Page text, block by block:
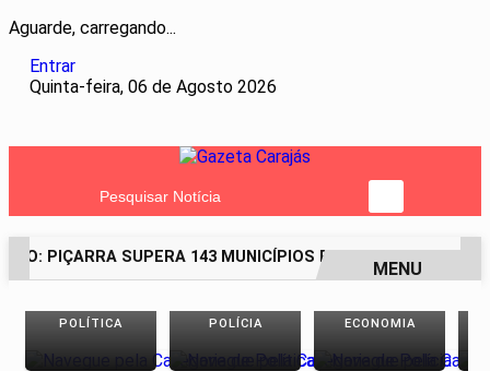
Aguarde, carregando...
Entrar
Quinta-feira, 06 de Agosto 2026
Pesquisar Notícia
PIÇARRA SUPERA 143 MUNICÍPIOS E LIDERA O RANKING
EM ALTA
MENU
POLÍTICA POLÍCIA ECONOMIA